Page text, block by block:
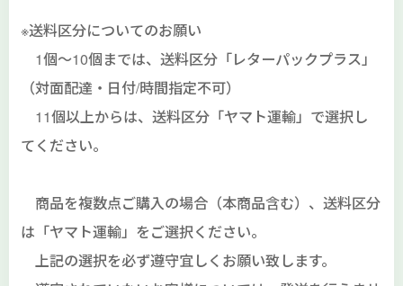
※送料区分についてのお願い
1個～10個までは、送料区分「レターパックプラス」
（対面配達・日付/時間指定不可）
11個以上からは、送料区分「ヤマト運輸」で選択し
てください。
商品を複数点ご購入の場合（本商品含む）、送料区分
は「ヤマト運輸」をご選択ください。
上記の選択を必ず遵守宜しくお願い致します。